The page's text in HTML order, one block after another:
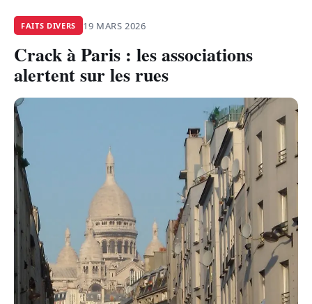
ACTUALITÉ
FEEL GOOD
FAITS DIVERS
TRANSPORTS
ÉCONOMIE
POLITIQUE
FAITS DIVERS 19 MARS 2026
Crack à Paris : les associations
alertent sur les rues